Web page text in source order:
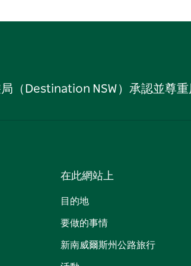
（Destination NSW）承認並尊
在此網站上
目的地
要做的事情
新南威爾斯州公路旅行